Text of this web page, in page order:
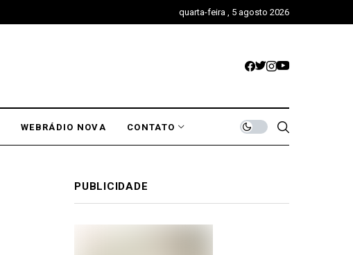
quarta-feira , 5 agosto 2026
WEBRÁDIO NOVA CONTATO
PUBLICIDADE